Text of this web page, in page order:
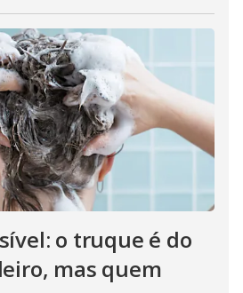
o truque é do
mas quem